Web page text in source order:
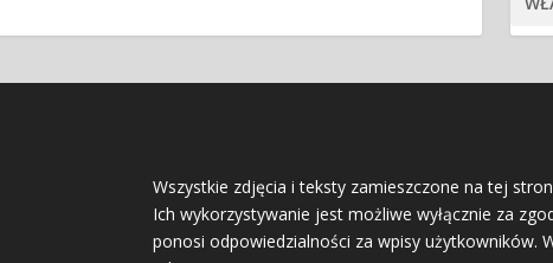
Wszystkie zdjęcia i teksty zamieszczone na tej
Ich wykorzystywanie jest możliwe wyłącznie za
ponosi odpowiedzialności za wpisy użytkowników.